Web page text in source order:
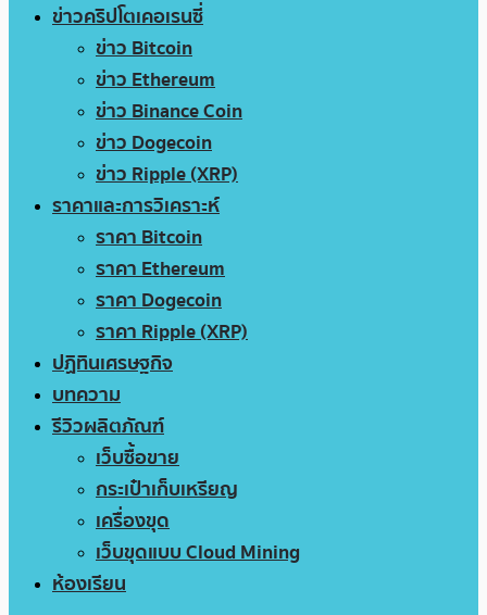
ข่าวคริปโตเคอเรนซี่
ข่าว Bitcoin
ข่าว Ethereum
ข่าว Binance Coin
ข่าว Dogecoin
ข่าว Ripple (XRP)
ราคาและการวิเคราะห์
ราคา Bitcoin
ราคา Ethereum
ราคา Dogecoin
ราคา Ripple (XRP)
ปฏิทินเศรษฐกิจ
บทความ
รีวิวผลิตภัณฑ์
เว็บซื้อขาย
กระเป๋าเก็บเหรียญ
เครื่องขุด
เว็บขุดแบบ Cloud Mining
ห้องเรียน